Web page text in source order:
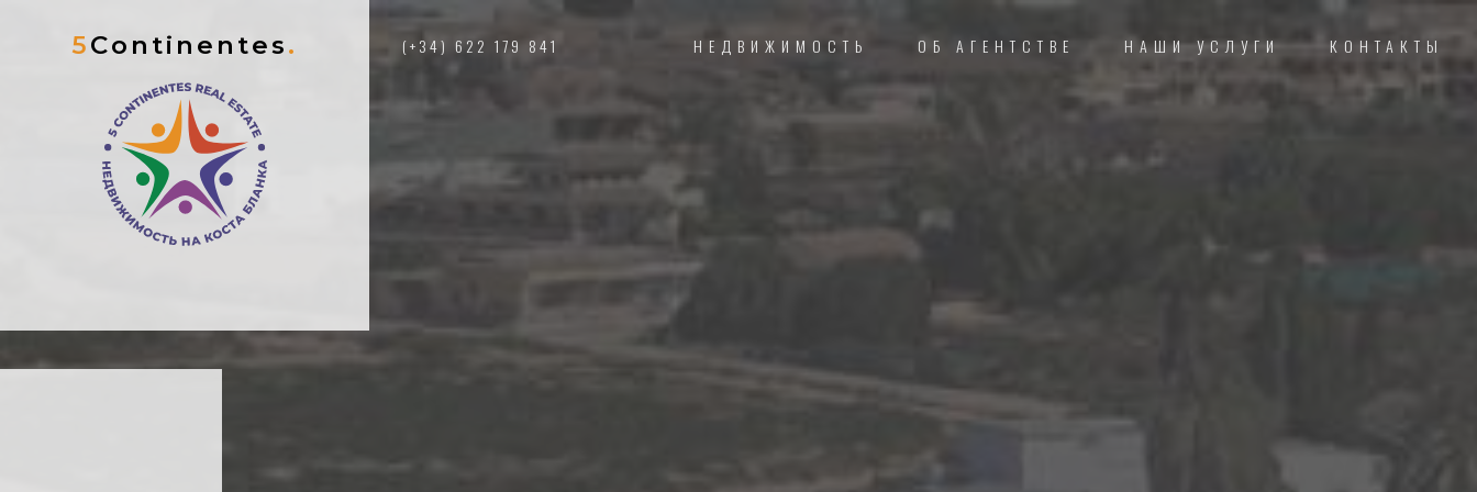
5Continentes. (+34) 622 179 841 НЕДВИЖИМОСТЬ ОБ АГЕНТСТВЕ НАШИ УСЛУГИ КОНТАКТЫ